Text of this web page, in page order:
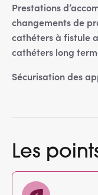
Prestations
changements de
cathéters à fistule
cathéters long
Sécurisation des
Les